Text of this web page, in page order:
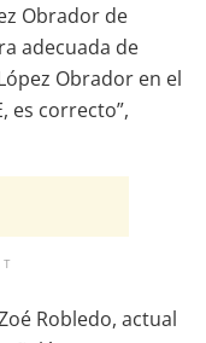
Obrador de
adecuada de
Obrador en el
es correcto”,
Robledo, actual